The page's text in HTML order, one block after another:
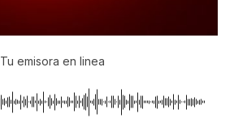
Tu emisora en linea